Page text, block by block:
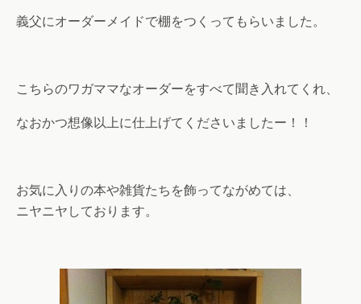
義父にオーダーメイドで棚をつくってもらいました。
こちらのワガママなオーダーをすべて聞き入れてくれ、
なおかつ想像以上に仕上げてくださいましたー！！
お気に入りの本や雑貨たちを飾ってながめては、
ニヤニヤしております。